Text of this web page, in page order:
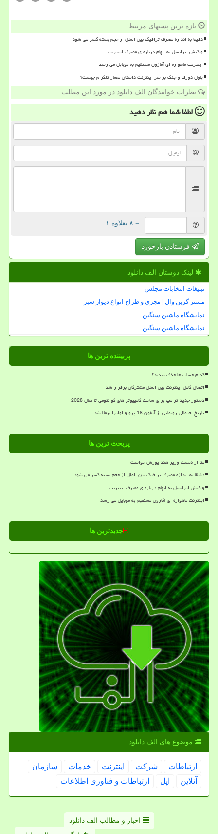
تازه ترین پستهای مرتبط
دقیقا به اندازه مصرف ترافیک بین الملل از حجم بسته کسر می شود
واکنش ایرانسل به ابهام درباره ی مصرف اینترنت
اینترنت ماهواره ای آمازون مستقیم به موبایل می رسد
پاول دورف و جنگ بر سر اینترنت داستان معمار تلگرام چیست؟
نظرات خوانندگان الف دانلود در مورد این مطلب
لطفا شما همنظر دهید
= ۸ بعلاوه ۱
فرستادن بازخورد
لینک دوستان الف دانلود
تبلیغات انتخابات مجلس
مستر گرین وال | مجری و طراح انواع دیوار سبز
نمایشگاه ماشین سنگین
نمایشگاه ماشین سنگین
پربیننده ترین ها
کدام حساب ها حذف شدند؟
اتصال کامل اینترنت بین الملل مشترکان برقرار شد
دستور جدید ترامپ برای ساخت کامپیوتر های کوانتومی تا سال 2028
تاریخ احتمالی رونمایی از آیفون 18 پرو و اولترا برملا شد
پربحث ترین ها
متا از نخست وزیر هند پوزش خواست
دقیقا به اندازه مصرف ترافیک بین الملل از حجم بسته کسر می شود
واکنش ایرانسل به ابهام درباره ی مصرف اینترنت
اینترنت ماهواره ای آمازون مستقیم به موبایل می رسد
جدیدترین ها
موضوع های الف دانلود
ارتباطات شركت اینترنت خدمات
سازمان
آنلاین
اپل ارتباطات و فناوری اطلاعات
اخبار و مطالب الف دانلود